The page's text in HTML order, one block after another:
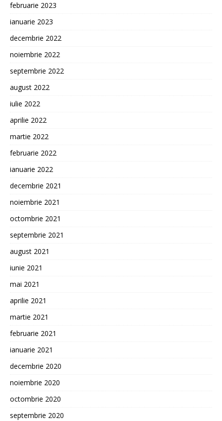
februarie 2023
ianuarie 2023
decembrie 2022
noiembrie 2022
septembrie 2022
august 2022
iulie 2022
aprilie 2022
martie 2022
februarie 2022
ianuarie 2022
decembrie 2021
noiembrie 2021
octombrie 2021
septembrie 2021
august 2021
iunie 2021
mai 2021
aprilie 2021
martie 2021
februarie 2021
ianuarie 2021
decembrie 2020
noiembrie 2020
octombrie 2020
septembrie 2020